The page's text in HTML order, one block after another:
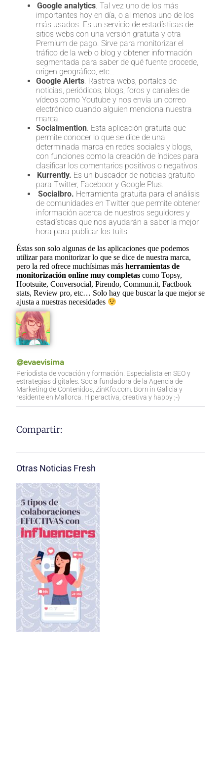
Google analytics. Tal vez uno de los más
importantes hoy en día, o al menos uno de los
más usados. Es un servicio de estadísticas de
sitios webs con una versión gratuita y otra
Premium de pago. Sirve para monitorizar el
tráfico de la web o blog y obtener información
segmentada para saber de qué fuente procede,
origen geográfico, etc…
Google Alerts. Rastrea webs, portales de
noticias, periódicos, blogs, foros y canales de
vídeos como Youtube y nos envía un correo
electrónico cuando alguien menciona nuestra
marca.
Socialmention. Esta aplicación gratuita que
permite conocer lo que se dice de una
determinada marca en redes sociales y blogs,
con funciones como la creación de índices para
clasificar los comentarios positivos o negativos.
Kurrently. Es un buscador de noticias gratuito
para Twitter, Faceboor y Google Plus.
Socialbro. Herramienta gratuita para el análisis
de comunidades en Twitter que permite obtener
información acerca de nuestros seguidores y
estadísticas que nos ayudarán a saber la mejor
hora para publicar los tuits.
Éstas son solo algunas de las aplicaciones que podemos
utilizar para monitorizar lo que se dice de nuestra marca,
pero la red ofrece muchísimas más herramientas de
monitorización online muy completas como Topsy,
Hootsuite, Conversocial, Pirendo, Commun.it, Factbook
stats, Review pro, etc… Solo hay que buscar la que mejor se
ajusta a nuestras necesidades
@evaevisima
Periodista de vocación y formación. Especialista en SEO y
estrategias digitales. Socia fundadora de la Agencia de
Marketing de Contenidos, ZinKfo.com. Born in Galicia y
residente en Mallorca. Hiperactiva, creativa y happy ;-)
Compartir:
Otras Noticias Fresh